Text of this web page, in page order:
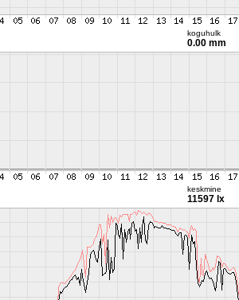
koguhulk
0.00 mm
keskmine
11597 lx